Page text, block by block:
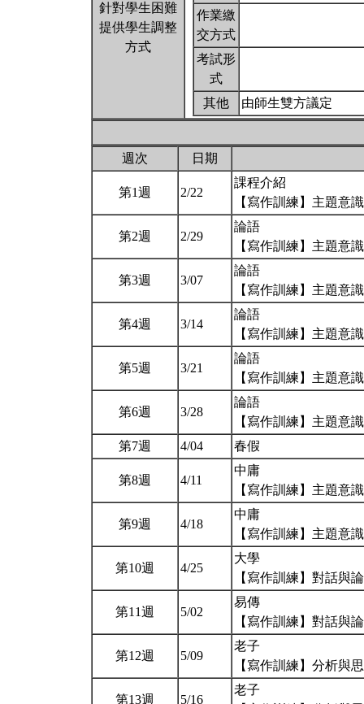
針對學生困難
提供學生調整
方式
作業繳
交方式
考試形
式
其他
由師生雙方議定
週次 日期
第1週 2/22
課程介紹
【寫作訓練】主題意
第2週 2/29
論語
【寫作訓練】主題意
第3週 3/07
論語
【寫作訓練】主題意
第4週 3/14
論語
【寫作訓練】主題意
第5週 3/21
論語
【寫作訓練】主題意
第6週 3/28
論語
【寫作訓練】主題意
第7週
4/04 春假
第8週 4/11
中庸
【寫作訓練】主題意
第9週 4/18
中庸
【寫作訓練】主題意
第10週 4/25
大學
【寫作訓練】對話與
第11週 5/02
易傳
【寫作訓練】對話與
第12週 5/09
老子
【寫作訓練】分析與
第13週 5/16
老子